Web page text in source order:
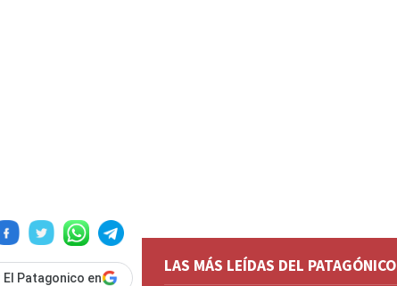
Patagonico en
LAS MÁS LEÍDAS DEL PATAGÓNICO